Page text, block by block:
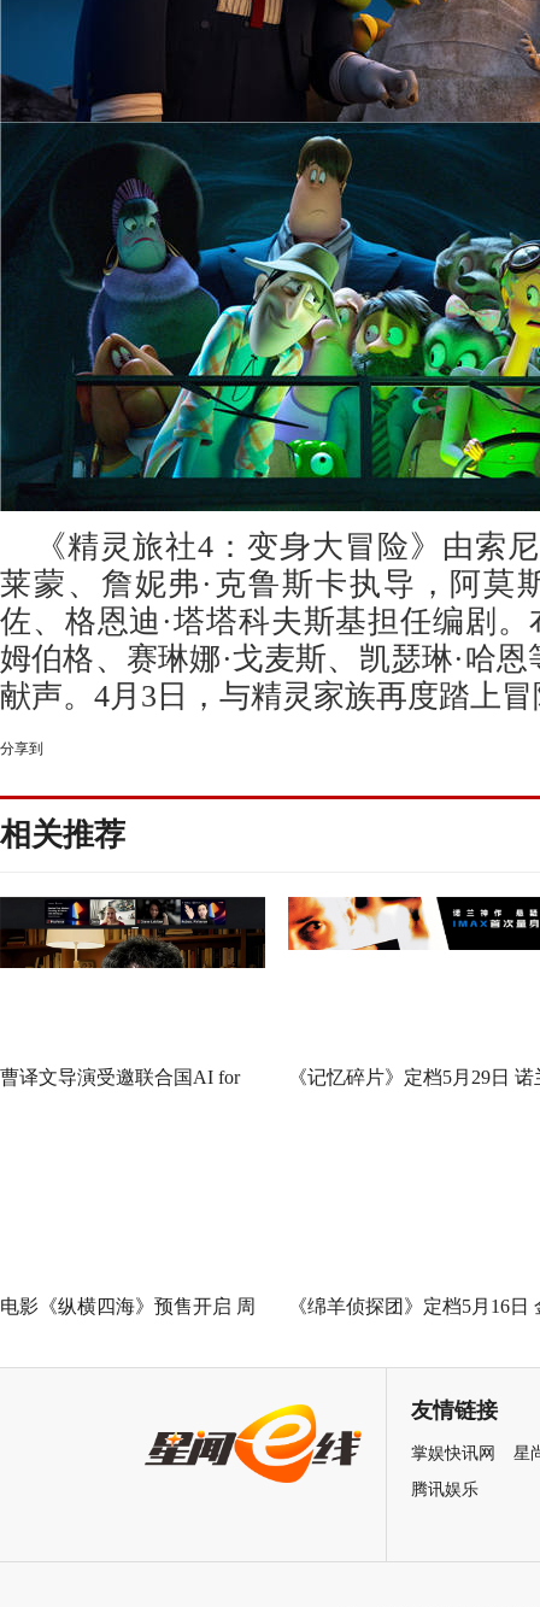
《精灵旅社4：变身大冒险》由索
莱蒙、詹妮弗·克鲁斯卡执导，阿莫
佐、格恩迪·塔塔科夫斯基担任编剧。
姆伯格、赛琳娜·戈麦斯、凯瑟琳·哈
献声。4月3日，与精灵家族再度踏上
分享到
相关推荐
曹译文导演受邀联合国AI for 《记忆碎片》定档5月29日 诺
电影《纵横四海》预售开启 周 《绵羊侦探团》定档5月16日
友情链接
掌娱快讯网
星
腾讯娱乐